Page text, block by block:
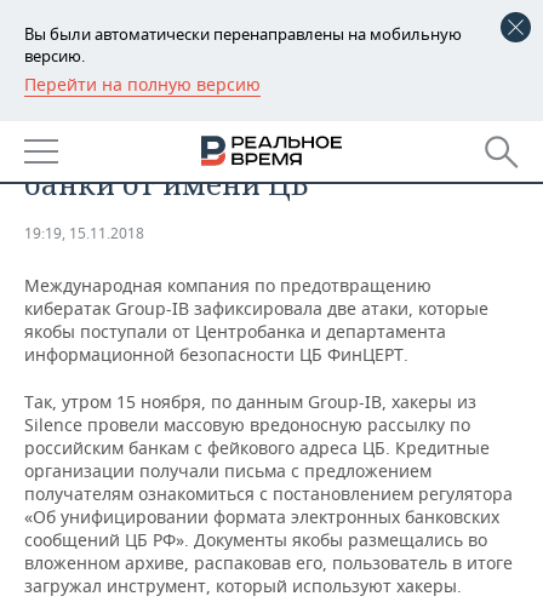
Вы были автоматически перенаправлены на мобильную
версию.
Перейти на полную версию
РЕГИОНЫ
БАШКОРТОСТАН
ТАТАРСТАН
НОВОСТИ
АНАЛИТИКА
ДЕКЛАРАЦИИ О ДОХОДАХ
КОРОЛИ ГОСЗАКАЗА ПФО
ВУЗЫ ТАТАРСТАНА
КОМУ ПРИНАДЛЕЖАТ
ТОРГОВЫЕ ЦЕНТРЫ
ТАТАРСТАНА
НОВОСТИ ЭКОНОМИКИ
ФИНАНСЫ
БАНКИ
БЮДЖЕТ
ИНВЕСТИЦИИ
ПРОМЫШЛЕННОСТЬ
НОВОСТИ
АГРОПРОМ
МАШИНОСТРОЕНИЕ
НЕФТЕХИМИЯ
НЕДВИЖИМОСТЬ
НОВОСТИ НЕДВИЖИМОСТИ
АВТО
НОВОСТИ АВТО
БИЗНЕС
НОВОСТИ БИЗНЕСА
РОЗНИЧНАЯ ТОРГОВЛЯ
ТЕХНОЛОГИИ
НОВОСТИ ТЕХНОЛОГИЙ
МЕРОПРИЯТИЯ
Хакеры атаковали российские
банки от имени ЦБ
19:19, 15.11.2018
Международная компания по предотвращению
кибератак Group-IB зафиксировала две атаки, которые
якобы поступали от Центробанка и департамента
информационной безопасности ЦБ ФинЦЕРТ.
Так, утром 15 ноября, по данным Group-IB, хакеры из
Silence провели массовую вредоносную рассылку по
российским банкам с фейкового адреса ЦБ. Кредитные
организации получали письма с предложением
получателям ознакомиться с постановлением регулятора
«Об унифицировании формата электронных банковских
сообщений ЦБ РФ». Документы якобы размещались во
вложенном архиве, распаковав его, пользователь в итоге
загружал инструмент, который используют хакеры.